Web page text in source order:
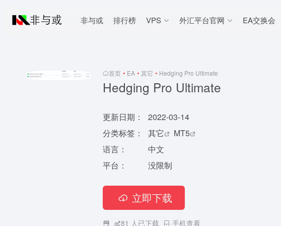
非与或 排行榜 VPS 外汇平台官网 EA交换会
首页 • EA • 其它 • Hedging Pro Ultimate
Hedging Pro Ultimate
更新日期：
2022-03-14
分类标签：
其它
MT5
语言：
中文
平台：
没限制
立即下载
81 人已下载 手机查看